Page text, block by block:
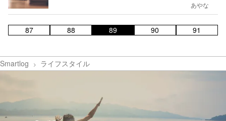
あやな
87 88 89 90 91
Smartlog ライフスタイル